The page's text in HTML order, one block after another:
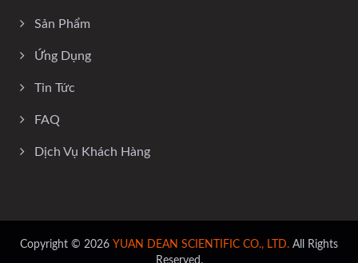
Sản Phẩm
Ứng Dụng
Tin Tức
FAQ
Dịch Vụ Khách Hàng
Copyright © 2026 YUAN DEAN SCIENTIFIC CO., LTD. All Rights